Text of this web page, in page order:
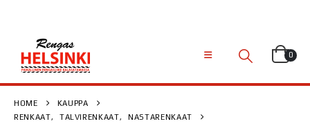
0
HOME
KAUPPA
RENKAAT, TALVIRENKAAT,
NASTARENKAAT